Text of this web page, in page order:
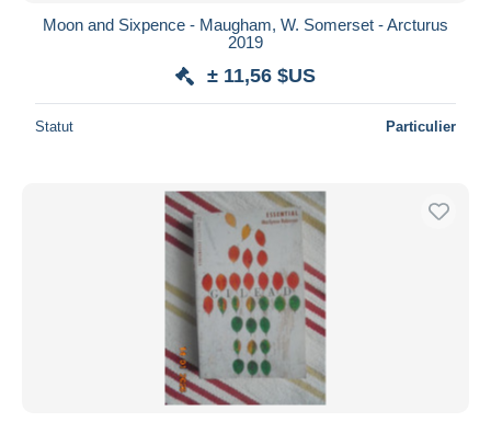
Moon and Sixpence - Maugham, W. Somerset - Arcturus
2019
± 11,56 $US
Statut Particulier